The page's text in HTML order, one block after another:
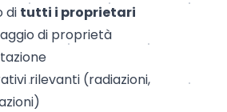
di tutti i proprietari
di proprietà
rilevanti (radiazioni,